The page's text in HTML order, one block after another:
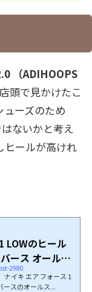
（ADIHOOPS
頭で見かけたこ
ューズのため
ないかと考え
ヒールが高けれ
LOWのヒール
ース オールス
2980
イキ エア フォース 1
ースのオールス...